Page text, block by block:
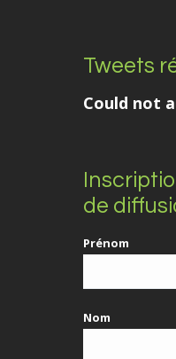
Tweets
Could not
de
Prénom
Nom